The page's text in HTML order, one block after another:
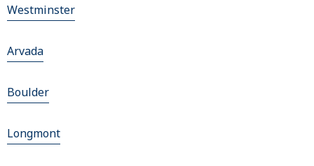
Westminster
Arvada
Boulder
Longmont